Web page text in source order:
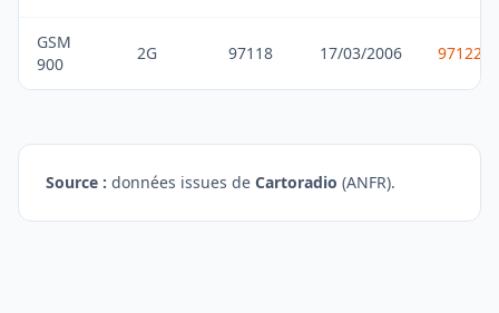
GSM
900
2G 97118 17/03/2006
Source : données issues de Cartoradio (ANFR).